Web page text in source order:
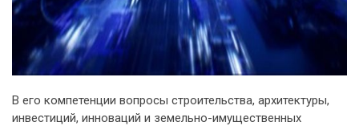
В его компетенции вопросы строительства, архитектуры,
инвестиций, инноваций и земельно-имущественных